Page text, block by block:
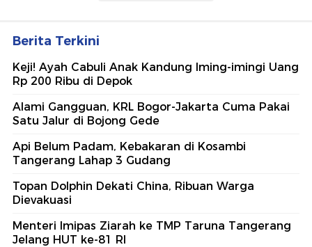
Berita Terkini
Keji! Ayah Cabuli Anak Kandung Iming-imingi Uang
Rp 200 Ribu di Depok
Alami Gangguan, KRL Bogor-Jakarta Cuma Pakai
Satu Jalur di Bojong Gede
Api Belum Padam, Kebakaran di Kosambi
Tangerang Lahap 3 Gudang
Topan Dolphin Dekati China, Ribuan Warga
Dievakuasi
Menteri Imipas Ziarah ke TMP Taruna Tangerang
Jelang HUT ke-81 RI